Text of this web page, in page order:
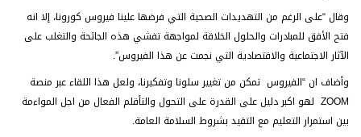
وقال “على الرغم من التهديدات الصحية التي فرضها علينا فيروس كورونا، إلا انه
فتح الأفق للمبادرات والحلول الخلاقة لمواجهة تفشي هذه الجائحة والتغلب على
الآثار الاجتماعية والاقتصادية التي نجمت عن هذا الفيروس”.
وأضاف ان “الفيروس تمكن من تغيير سلونا وتفكيرنا، ولعل هذا اللقاء عبر منصة
ZOOM لهو اكبر دليل على القدرة على التحول والتأقلم الفعال من اجل المواءمة
بين استمرار التعليم مع التقيد بشروط السلامة العامة.